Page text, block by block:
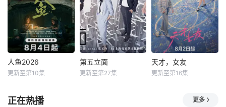
人鱼2026
更新至第10集
第五立面
更新至第27集
天才，女友
更新至第16集
正在热播 更多